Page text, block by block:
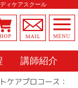
ィケアスクール
講師紹介
ケアプロコース：